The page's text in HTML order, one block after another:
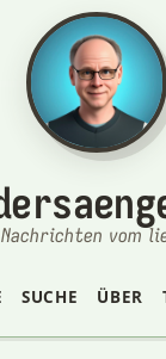
vom
SUCHE ÜBER